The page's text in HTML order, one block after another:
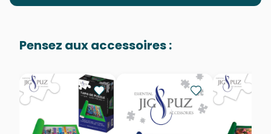
EAN 0819844014254
Nombre de pièces 1000 pièces
Pensez aux accessoires :